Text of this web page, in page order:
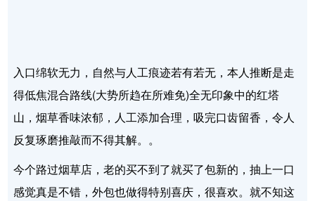
入口绵软无力，自然与人工痕迹若有若无，本人推断是走
得低焦混合路线(大势所趋在所难免)全无印象中的红塔
山，烟草香味浓郁，人工添加合理，吸完口齿留香，令人
反复琢磨推敲而不得其解。。
今个路过烟草店，老的买不到了就买了包新的，抽上一口
感觉真是不错，外包也做得特别喜庆，很喜欢。就不知这